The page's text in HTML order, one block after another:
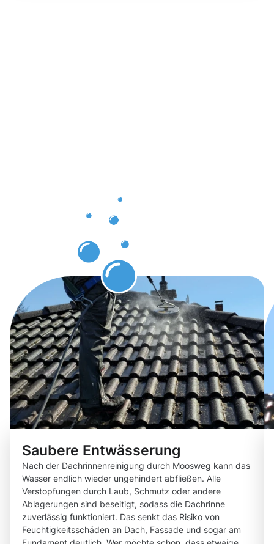
Saubere Entwässerung
Nach der Dachrinnenreinigung durch Moosweg kann das
Wasser endlich wieder ungehindert abfließen. Alle
Verstopfungen durch Laub, Schmutz oder andere
Ablagerungen sind beseitigt, sodass die Dachrinne
zuverlässig funktioniert. Das senkt das Risiko von
Feuchtigkeitsschäden an Dach, Fassade und sogar am